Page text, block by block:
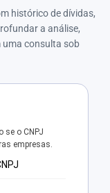
histórico de dívidas,
a análise,
uma consulta sob
se o CNPJ
empresas.